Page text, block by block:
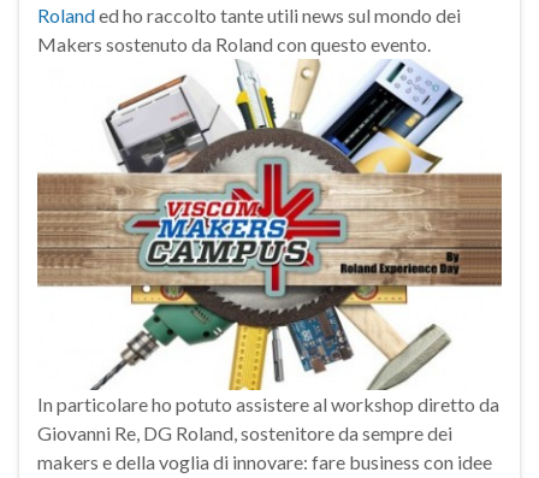
Rolanded ho raccolto tante utili news sul mondo dei
Makers sostenuto da Roland con questo evento.
In particolare ho potuto assistere al workshop diretto da
Giovanni Re, DG Roland, sostenitore da sempre dei
makers e della voglia di innovare: fare business con idee